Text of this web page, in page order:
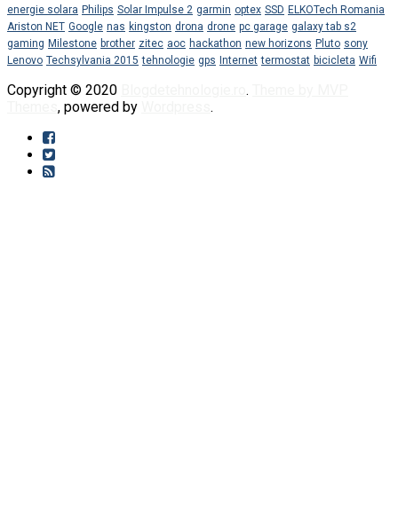
energie solara Philips Solar Impulse 2 garmin optex SSD ELKOTech Romania
Ariston NET Google nas kingston drona drone pc garage galaxy tab s2
gaming Milestone brother zitec aoc hackathon new horizons Pluto sony
Lenovo Techsylvania 2015 tehnologie gps Internet termostat bicicleta Wifi
Copyright © 2020 .
, powered by .